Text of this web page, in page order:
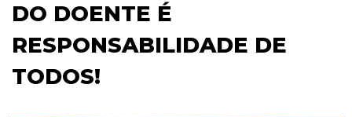
DO DOENTE É
RESPONSABILIDADE DE
TODOS!